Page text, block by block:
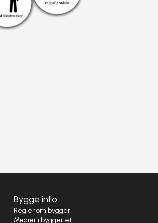
Bygge info
Regler om byggeri
Medier i byggeriet